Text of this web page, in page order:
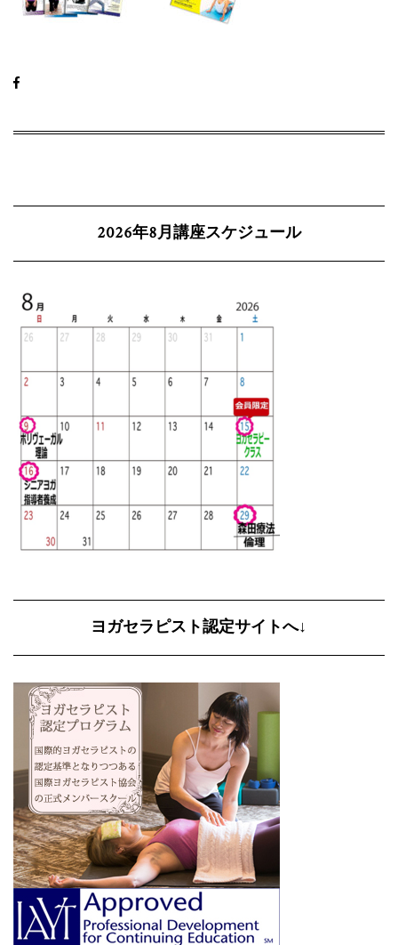
2026年8月講座スケジュール
ヨガセラピスト認定サイトへ↓